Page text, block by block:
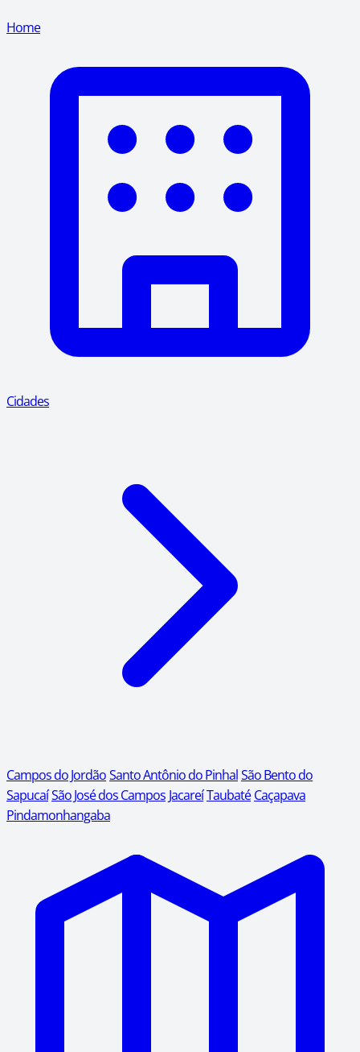
Home
Cidades
Campos do JordãoSanto Antônio do PinhalSão Bento do
SapucaíSão José dos Campos JacareíTaubaté Caçapava
Pindamonhangaba